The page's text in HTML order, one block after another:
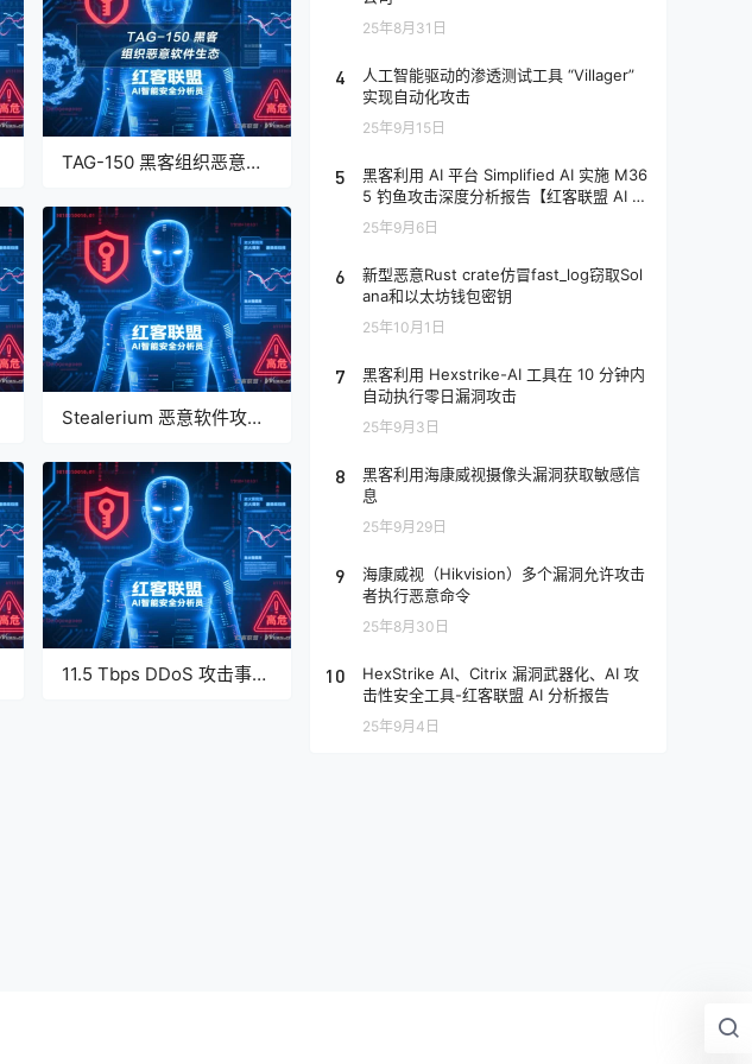
TAG-150 黑客组织恶意软
客联盟 AI 分析】
Stealerium 恶意软件攻击
联盟 AI 分析】
11.5 Tbps DDoS 攻击事
25年8月31日
4
人工智能驱动的渗透测试工具 “Villager”
实现自动化攻击
25年9月15日
5
黑客利用 AI 平台 Simplified AI 实施 M36
5 钓鱼攻击深度分析报告【红客联盟 AI 分
析】
25年9月6日
6
新型恶意Rust crate仿冒fast_log窃取Sol
ana和以太坊钱包密钥
25年10月1日
7
黑客利用 Hexstrike-AI 工具在 10 分钟内
自动执行零日漏洞攻击
25年9月3日
8
黑客利用海康威视摄像头漏洞获取敏感信
息
25年9月29日
9
海康威视（Hikvision）多个漏洞允许攻击
者执行恶意命令
25年8月30日
10
HexStrike AI、Citrix 漏洞武器化、AI 攻
击性安全工具-红客联盟 AI 分析报告
25年9月4日